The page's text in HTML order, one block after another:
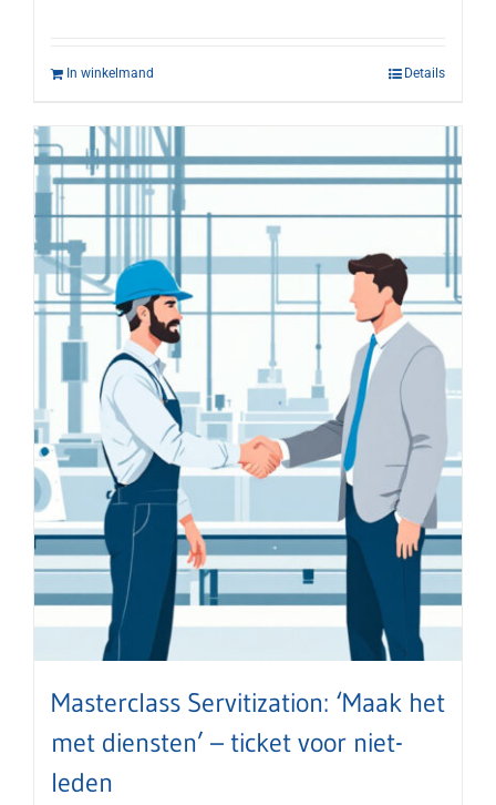
In winkelmand Details
Masterclass Servitization: ‘Maak het
met diensten’ – ticket voor niet-
leden